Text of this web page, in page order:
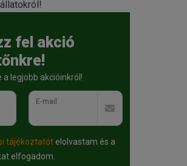
fel akció
a legjobb akcióinkról!
E-mail
tájékoztatót elolvastam és a
elfogadom.